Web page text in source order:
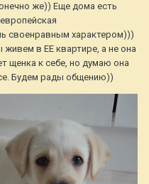
же)) Еще дома есть
своенравным характером)))
в ЕЕ квартире, а не она
щенка к себе, но думаю она
Будем рады общению))